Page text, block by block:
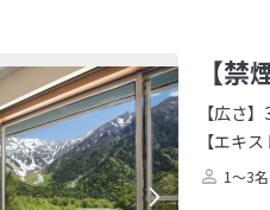
【
【広さ
【エキ
1～3名